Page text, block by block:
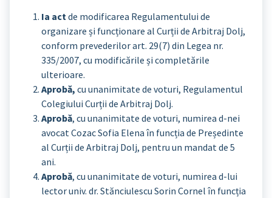
Ia act de modificarea Regulamentului de
organizare și funcționare al Curții de Arbitraj Dolj,
conform prevederilor art. 29(7) din Legea nr.
335/2007, cu modificările și completările
ulterioare.
Aprobă, cu unanimitate de voturi, Regulamentul
Colegiului Curții de Arbitraj Dolj.
Aprobă, cu unanimitate de voturi, numirea d-nei
avocat Cozac Sofia Elena în funcția de Președinte
al Curții de Arbitraj Dolj, pentru un mandat de 5
ani.
Aprobă, cu unanimitate de voturi, numirea d-lui
lector univ. dr. Stănciulescu Sorin Cornel în funcția